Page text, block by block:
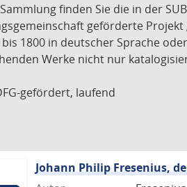
finden Sie die in der
geförderte Projekt
1800 in deutscher Sprache
Werke nicht nur
gefördert, laufend
Johann Philip Fresenius,